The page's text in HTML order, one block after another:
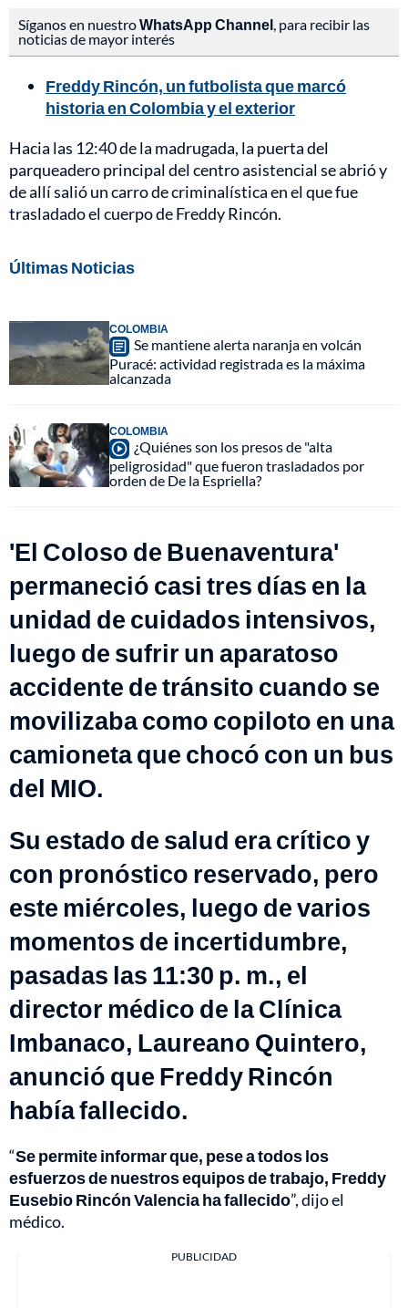
Síganos en nuestroWhatsApp Channel , para recibir las
noticias de mayor interés
Freddy Rincón, un futbolista que marcó
historia en Colombia y el exterior
Hacia las 12:40 de la madrugada, la puerta del
parqueadero principal del centro asistencial se abrió y
de allí salió un carro de criminalística en el que fue
trasladado el cuerpo de Freddy Rincón.
Últimas Noticias
COLOMBIA
Se mantiene alerta naranja en volcán
Puracé: actividad registrada es la máxima
alcanzada
COLOMBIA
¿Quiénes son los presos de "alta
peligrosidad" que fueron trasladados por
orden de De la Espriella?
'El Coloso de Buenaventura'
permaneció casi tres días en la
unidad de cuidados intensivos,
luego de sufrir un aparatoso
accidente de tránsito cuando se
movilizaba como copiloto en una
camioneta que chocó con un bus
del MIO.
Su estado de salud era crítico y
con pronóstico reservado, pero
este miércoles, luego de varios
momentos de incertidumbre,
pasadas las 11:30 p. m., el
director médico de la Clínica
Imbanaco, Laureano Quintero,
anunció que Freddy Rincón
había fallecido.
“Se permite informar que, pese a todos los
esfuerzos de nuestros equipos de trabajo, Freddy
Eusebio Rincón Valencia ha fallecido”, dijo el
médico.
PUBLICIDAD